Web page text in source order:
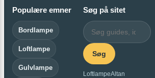
Populære emner
Bordlampe
Loftlampe
Gulvlampe
Søg på sitet
Søg
LoftlampeAltan